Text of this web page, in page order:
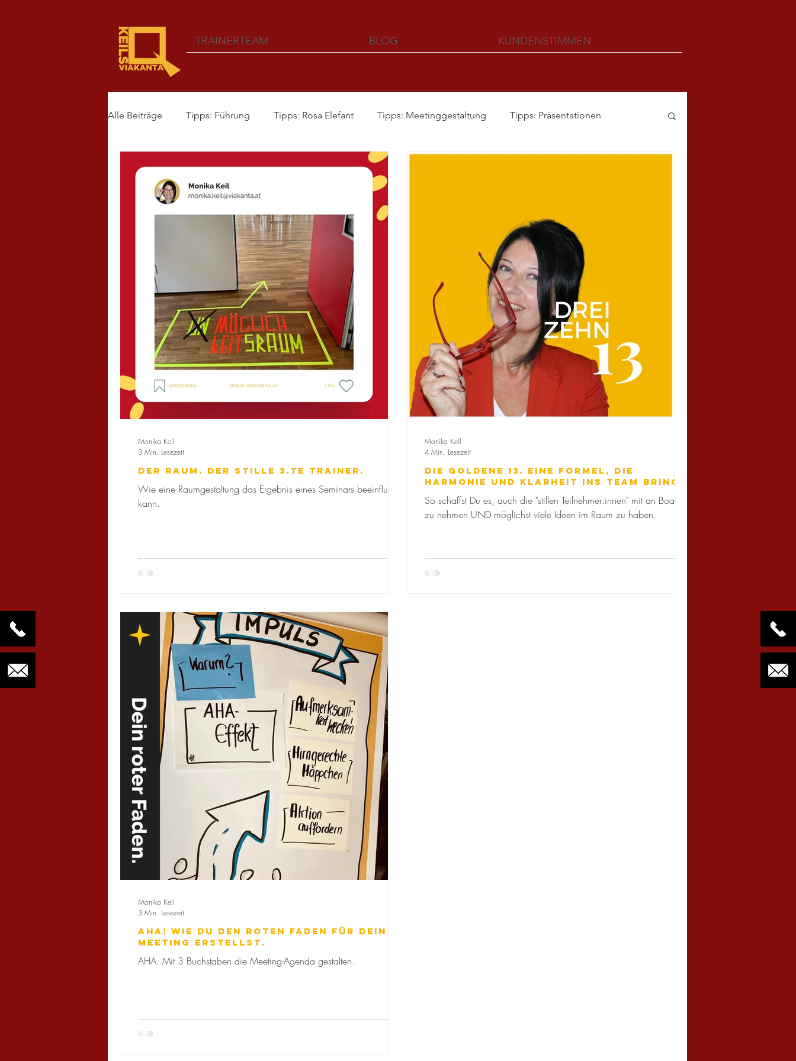
TRAINERTEAM BLOG KUNDENSTIMMEN
Alle Beiträge Tipps: Führung Tipps: Rosa Elefant Tipps: Meetinggestaltung Tipps: Präsentationen
Der Raum. Der stille 3.te Trainer.
Wie eine Raumgestaltung das Ergebnis eines Seminars beeinflussen
kann.
Monika Keil
3 Min. Lesezeit
Die goldene 13. Eine Formel, die
Harmonie und Klarheit ins Team bringt.
So schaffst Du es, auch die "stillen Teilnehmer:innen" mit an Board
zu nehmen UND möglichst viele Ideen im Raum zu haben.
Monika Keil
4 Min. Lesezeit
AHA! Wie Du den roten Faden für Dein
Meeting erstellst.
AHA. Mit 3 Buchstaben die Meeting-Agenda gestalten.
Monika Keil
3 Min. Lesezeit